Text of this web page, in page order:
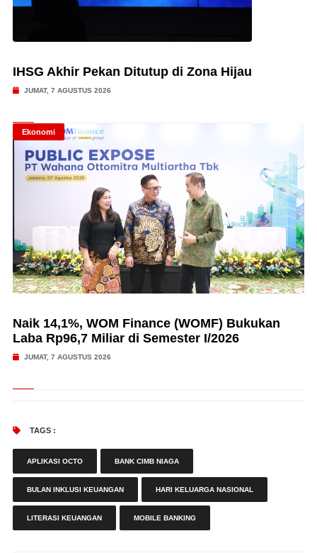
IHSG Akhir Pekan Ditutup di Zona Hijau
JUMAT, 7 AGUSTUS 2026
Ekonomi
Naik 14,1%, WOM Finance (WOMF) Bukukan
Laba Rp96,7 Miliar di Semester I/2026
JUMAT, 7 AGUSTUS 2026
TAGS :
APLIKASI OCTO BANK CIMB NIAGA
BULAN INKLUSI KEUANGAN HARI KELUARGA NASIONAL
LITERASI KEUANGAN MOBILE BANKING